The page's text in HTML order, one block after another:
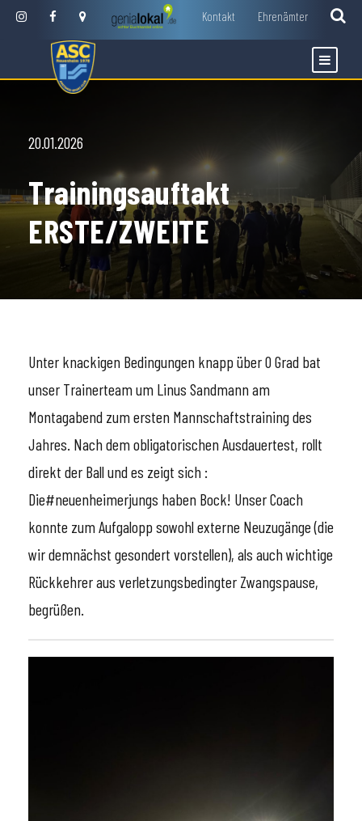
Kontakt Ehrenämter
20.01.2026
Trainingsauftakt
ERSTE/ZWEITE
Unter knackigen Bedingungen knapp über 0 Grad bat
unser Trainerteam um Linus Sandmann am
Montagabend zum ersten Mannschaftstraining des
Jahres. Nach dem obligatorischen Ausdauertest, rollt
direkt der Ball und es zeigt sich :
Die#neuenheimerjungs haben Bock! Unser Coach
konnte zum Aufgalopp sowohl externe Neuzugänge (die
wir demnächst gesondert vorstellen), als auch wichtige
Rückkehrer aus verletzungsbedingter Zwangspause,
begrüßen.